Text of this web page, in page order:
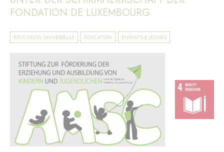
FONDATION DE LUXEMBOURG
ÉDUCATION UNIVERSELLE ÉDUCATION ENFANTS & JEUNES